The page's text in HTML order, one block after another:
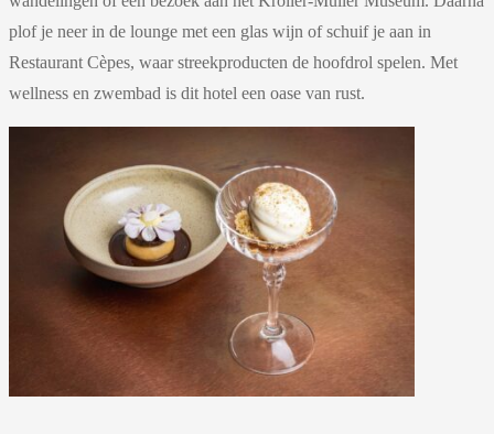
plof je neer in de lounge met een glas wijn of schuif je aan in
Restaurant Cèpes, waar streekproducten de hoofdrol spelen. Met
wellness en zwembad is dit hotel een oase van rust.